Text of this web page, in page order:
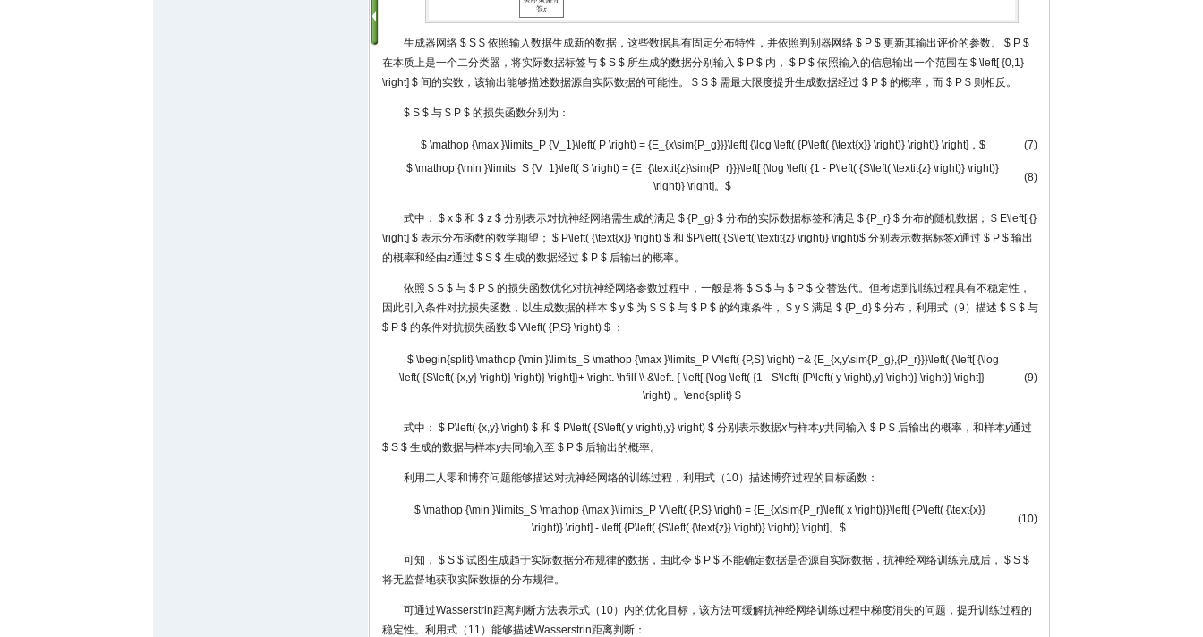
生成器网络 $ S $ 依照输入数据生成新的数据，这些数据具有固定分布特性，并依照判别器网络 $ P $ 更新其输出评价的参数。
$ P $
在本质上是一个二分类器，将实际数据标签与 $ S $ 所生成的数据分别输入 $ P $ 内， $ P $ 依照输入的信息输出一个范围在 $ \left[ {0,1}
\right] $ 间的实数，该输出能够描述数据源自实际数据的可能性。 $ S $ 需最大限度提升生成数据经过 $ P $ 的概率，而 $ P $ 则相反。
$ S $ 与 $ P $ 的损失函数分别为：
$ \mathop {\max }\limits_P {V_1}\left( P \right) = {E_{x\sim{P_g}}}\left[ {\log \left( {P\left( {\text{x}} \right)} \right)} \right]，$
(7)
$ \mathop {\min }\limits_S {V_1}\left( S \right) = {E_{\textit{z}\sim{P_r}}}\left[ {\log \left( {1 - P\left( {S\left( \textit{z} \right)} \right)}
\right)} \right]。$
(8)
式中： $ x $ 和 $ z $ 分别表示对抗神经网络需生成的满足 $ {P_g} $ 分布的实际数据标签和满足 $ {P_r} $ 分布的随机数据； $ E\left[ {}
\right] $ 表示分布函数的数学期望； $ P\left( {\text{x}} \right) $ 和 $P\left( {S\left( \textit{z} \right)} \right)$ 分别表示数据标签x通过 $ P $ 输出
的概率和经由z通过 $ S $ 生成的数据经过 $ P $ 后输出的概率。
依照 $ S $ 与 $ P $ 的损失函数优化对抗神经网络参数过程中，一般是将 $ S $ 与 $ P $ 交替迭代。但考虑到训练过程具有不稳定性，
因此引入条件对抗损失函数，以生成数据的样本 $ y $ 为 $ S $ 与 $ P $ 的约束条件， $ y $ 满足 $ {P_d} $ 分布，利用式（9）描述 $ S $ 与
$ P $ 的条件对抗损失函数 $ V\left( {P,S} \right) $ ：
$ \begin{split} \mathop {\min }\limits_S \mathop {\max }\limits_P V\left( {P,S} \right) =& {E_{x,y\sim{P_g},{P_r}}}\left( {\left[ {\log
\left( {S\left( {x,y} \right)} \right)} \right]}+ \right. \hfill \\ &\left. { \left[ {\log \left( {1 - S\left( {P\left( y \right),y} \right)} \right)} \right]}
\right) 。\end{split} $
(9)
式中： $ P\left( {x,y} \right) $ 和 $ P\left( {S\left( y \right),y} \right) $ 分别表示数据x与样本y共同输入 $ P $ 后输出的概率，和样本y通过
$ S $ 生成的数据与样本y共同输入至 $ P $ 后输出的概率。
利用二人零和博弈问题能够描述对抗神经网络的训练过程，利用式（10）描述博弈过程的目标函数：
$ \mathop {\min }\limits_S \mathop {\max }\limits_P V\left( {P,S} \right) = {E_{x\sim{P_r}\left( x \right)}}\left[ {P\left( {\text{x}}
\right)} \right] - \left[ {P\left( {S\left( {\text{z}} \right)} \right)} \right]。$
(10)
可知， $ S $ 试图生成趋于实际数据分布规律的数据，由此令 $ P $ 不能确定数据是否源自实际数据，抗神经网络训练完成后， $ S $
将无监督地获取实际数据的分布规律。
可通过Wasserstrin距离判断方法表示式（10）内的优化目标，该方法可缓解抗神经网络训练过程中梯度消失的问题，提升训练过程的
稳定性。利用式（11）能够描述Wasserstrin距离判断：